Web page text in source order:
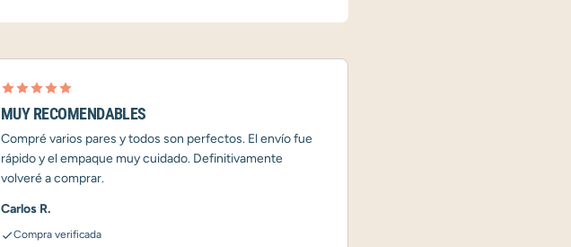
MUY RECOMENDABLES
Compré varios pares y todos son perfectos. El envío fue
rápido y el empaque muy cuidado. Definitivamente
volveré a comprar.
Carlos R.
Compra verificada